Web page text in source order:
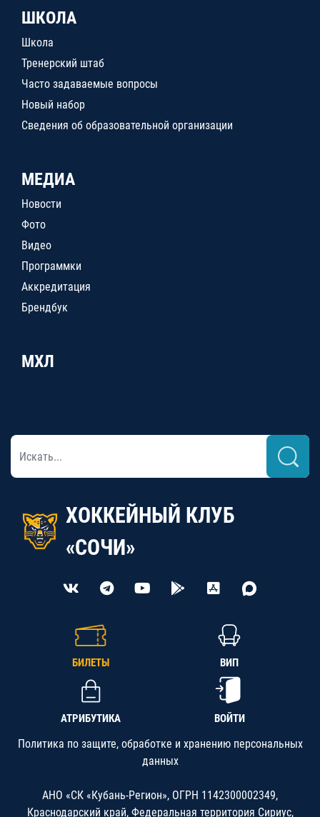
ШКОЛА
Школа
Тренерский штаб
Часто задаваемые вопросы
Новый набор
Сведения об образовательной организации
МЕДИА
Новости
Фото
Видео
Программки
Аккредитация
Брендбук
МХЛ
ХОККЕЙНЫЙ КЛУБ
«СОЧИ»
БИЛЕТЫ ВИП
АТРИБУТИКА ВОЙТИ
Политика по защите, обработке и хранению персональных
данных
АНО «СК «Кубань-Регион», ОГРН 1142300002349,
Краснодарский край, Федеральная территория Сириус,